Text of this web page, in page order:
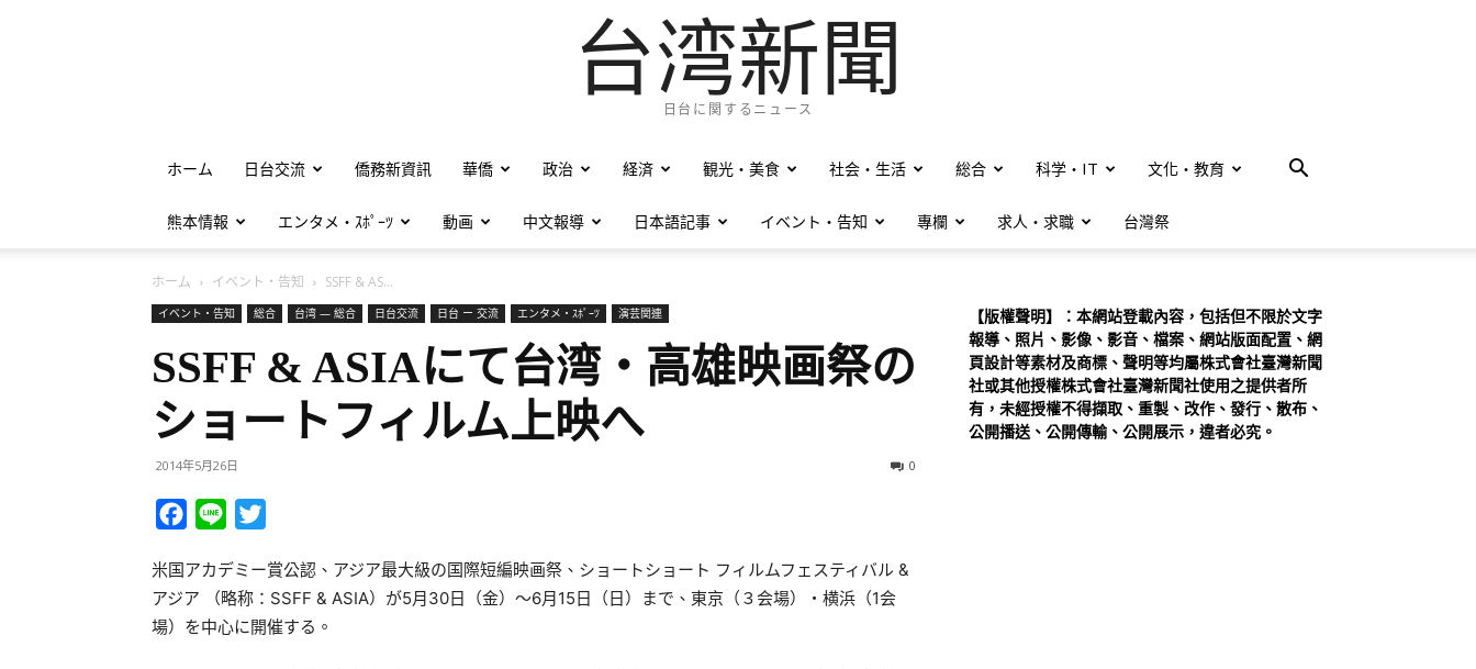
台湾新聞
日台に関するニュース
ホーム 日台交流 僑務新資訊 華僑 政治 経済 観光・美食 社会・生活 総合 科学・IT 文化・教育
熊本情報 エンタメ・ｽﾎﾟｰﾂ 動画 中文報導 日本語記事 イベント・告知 專欄 求人・求職 台灣祭
ホーム イベント・告知 SSFF & AS...
イベント・告知 総合 台湾 — 総合 日台交流 日台 ー 交流 エンタメ・ｽﾎﾟｰﾂ 演芸関連
SSFF & ASIAにて台湾・高雄映画祭の
ショートフィルム上映へ
2014年5月26日 0
Facebook
Line
米国アカデミー賞公認、アジア最大級の国際短編映画祭、ショートショート フィルムフェスティバル &
アジア （略称：SSFF & ASIA）が5月30日（金）～6月15日（日）まで、東京（３会場）・横浜（1会
場）を中心に開催する。
【版權聲明】：本網站登載內容，包括但不限於文字
報導、照片、影像、影音、檔案、網站版面配置、網
頁設計等素材及商標、聲明等均屬株式會社臺灣新聞
社或其他授權株式會社臺灣新聞社使用之提供者所
有，未經授權不得擷取、重製、改作、發行、散布、
公開播送、公開傳輸、公開展示，違者必究。